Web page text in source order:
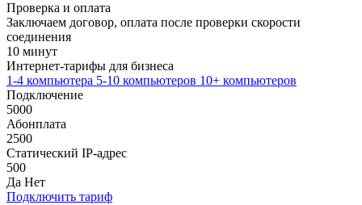
Проверка и оплата
Заключаем договор, оплата после проверки скорости
соединения
10 минут
Интернет-тарифы для бизнеса
1-4 компьютера 5-10 компьютеров 10+ компьютеров
Подключение
5000
Абонплата
2500
Статический IP-адрес
500
Да Нет
Подключить тариф